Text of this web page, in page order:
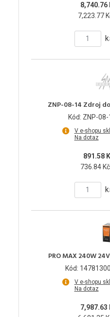
8,740.76
7,223.77
ZNP-08-14 Zdroj
Kód: ZNP-
V e-shopu
Na dotaz
891.58
736.84
PRO MAX 240W
Kód:
V e-shopu
Na dotaz
7,987.63